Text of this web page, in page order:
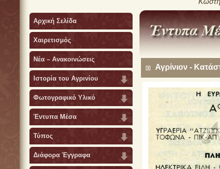
Αρχική Σελίδα
Χαιρετισμός
Νέα – Ανακοινώσεις
Ιστορία του Αγρινίου
Φωτογραφικό Υλικό
Έντυπα Μέσα
Τύπος
Διάφορα Έγγραφα
Αγρίνιον -